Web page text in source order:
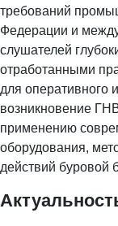
требований
Федерации и
слушателей
отработанными
для оперативного
возникновение
применению
оборудования,
действий буровой